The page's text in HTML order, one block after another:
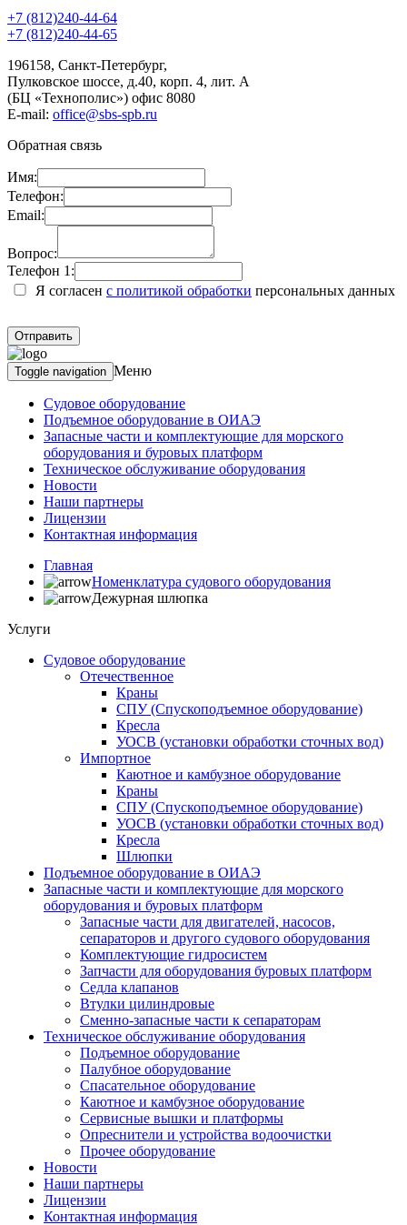
+7 (812)240-44-64
+7 (812)240-44-65
196158, Санкт-Петербург,
Пулковское шоссе, д.40, корп. 4, лит. А
(БЦ «Технополис») офис 8080
E-mail: office@sbs-spb.ru
Обратная связь
Имя:
Телефон:
Email:
Вопрос:
Телефон 1:
Я согласен с политикой обработки персональных данных
Toggle navigation Меню
Судовое оборудование
Подъемное оборудование в ОИАЭ
Запасные части и комплектующие для морского
оборудования и буровых платформ
Техническое обслуживание оборудования
Новости
Наши партнеры
Лицензии
Контактная информация
Главная
Номенклатура судового оборудования
Дежурная шлюпка
Услуги
Судовое оборудование
Отечественное
Краны
СПУ (Спускоподъемное оборудование)
Кресла
УОСВ (установки обработки сточных вод)
Импортное
Каютное и камбузное оборудование
Краны
СПУ (Спускоподъемное оборудование)
УОСВ (установки обработки сточных вод)
Кресла
Шлюпки
Подъемное оборудование в ОИАЭ
Запасные части и комплектующие для морского
оборудования и буровых платформ
Запасные части для двигателей, насосов,
сепараторов и другого судового оборудования
Комплектующие гидросистем
Запчасти для оборудования буровых платформ
Седла клапанов
Втулки цилиндровые
Сменно-запасные части к сепараторам
Техническое обслуживание оборудования
Подъемное оборудование
Палубное оборудование
Спасательное оборудование
Каютное и камбузное оборудование
Сервисные вышки и платформы
Опреснители и устройства водоочистки
Прочее оборудование
Новости
Наши партнеры
Лицензии
Контактная информация